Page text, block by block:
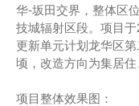
华-坂田交界，整体区
技城辐射区段。项目
更新单元计划龙华区
顷，改造方向为集居住
项目整体效果图：